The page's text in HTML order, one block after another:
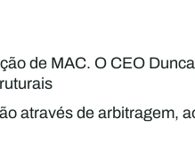
de MAC. O CEO
através de arbitragem,